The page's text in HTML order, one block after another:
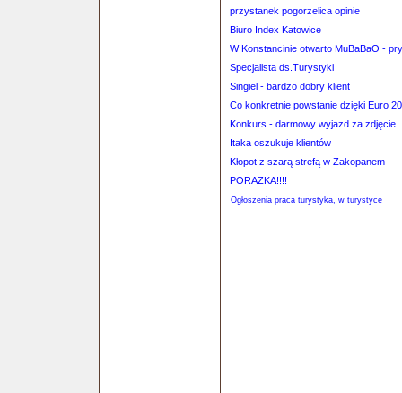
przystanek pogorzelica opinie
Biuro Index Katowice
W Konstancinie otwarto MuBaBaO -
Specjalista ds.Turystyki
Singiel - bardzo dobry klient
Co konkretnie powstanie dzięki Euro
Konkurs - darmowy wyjazd za zdjęcie
Itaka oszukuje klientów
Kłopot z szarą strefą w Zakopanem
PORAZKA!!!!
Ogłoszenia praca turystyka, w turystyce